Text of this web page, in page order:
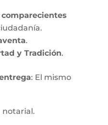
.
y Tradición.
: El mismo